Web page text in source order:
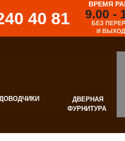
ДВЕРНАЯ
ФУРНИТУРА
40 81
ВРЕМЯ
9.00 -
БЕЗ
И